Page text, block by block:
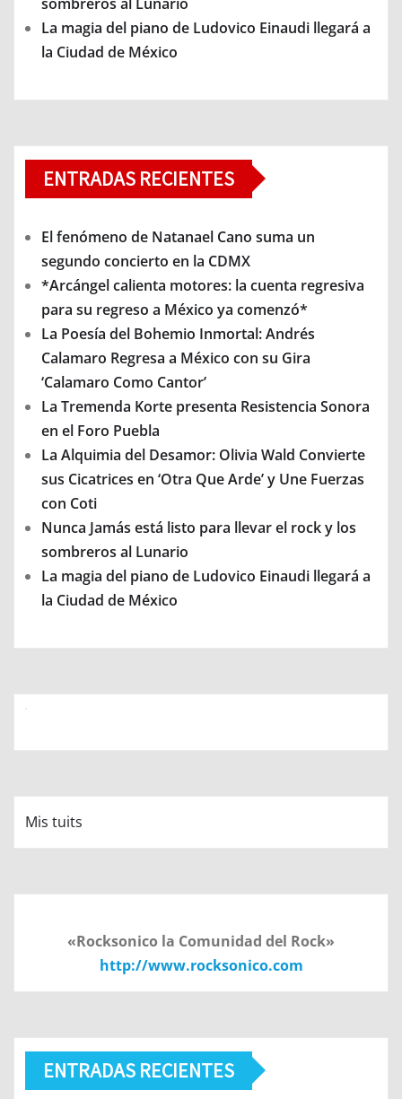
La magia del piano de Ludovico Einaudi llegará a
la Ciudad de México
ENTRADAS RECIENTES
El fenómeno de Natanael Cano suma un
segundo concierto en la CDMX
*Arcángel calienta motores: la cuenta regresiva
para su regreso a México ya comenzó*
La Poesía del Bohemio Inmortal: Andrés
Calamaro Regresa a México con su Gira
‘Calamaro Como Cantor’
La Tremenda Korte presenta Resistencia Sonora
en el Foro Puebla
La Alquimia del Desamor: Olivia Wald Convierte
sus Cicatrices en ‘Otra Que Arde’ y Une Fuerzas
con Coti
Nunca Jamás está listo para llevar el rock y los
sombreros al Lunario
La magia del piano de Ludovico Einaudi llegará a
la Ciudad de México
Mis tuits
«Rocksonico la Comunidad del Rock»
http://www.rocksonico.com
ENTRADAS RECIENTES